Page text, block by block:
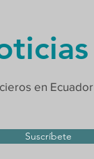
en Ecuador
Suscríbete